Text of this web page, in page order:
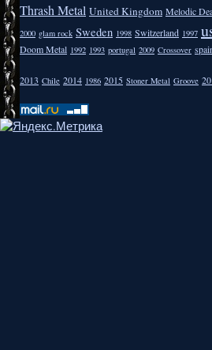
Thrash Metal United Kingdom Melodic
2000 glam rock Sweden 1998 Switzerland 1997
Doom Metal 1992 1993 portugal 2009 Crossover
2013 Chile 2014 1986 2015 Stoner Metal Groove